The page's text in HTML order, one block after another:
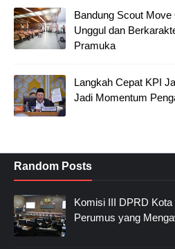
Bandung Scout
Unggul dan
Pramuka
Langkah Cepat KPI
Jadi Momentum
Random Posts
Komisi III DPRD
Perumus yang